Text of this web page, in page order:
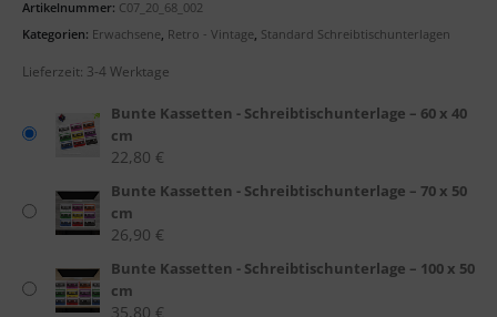
Artikelnummer: C07_20_68_002
Kategorien: Erwachsene Retro - Vintage Standard Schreibtischunterlagen
Lieferzeit: 3-4 Werktage
Bunte Kassetten - Schreibtischunterlage – 60 x 40
cm
22,80 €
Bunte Kassetten - Schreibtischunterlage – 70 x 50
cm
26,90 €
Bunte Kassetten - Schreibtischunterlage – 100 x 50
cm
35,80 €